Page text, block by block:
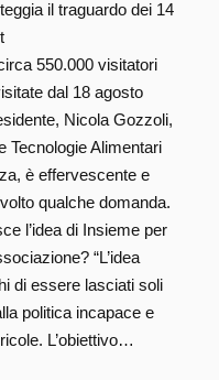
il traguardo dei 14
550.000 visitatori
dal 18 agosto
Nicola Gozzoli,
Tecnologie Alimentari
è effervescente e
qualche domanda.
l’idea di Insieme per
“L’idea
di essere lasciati soli
politica incapace e
L’obiettivo…